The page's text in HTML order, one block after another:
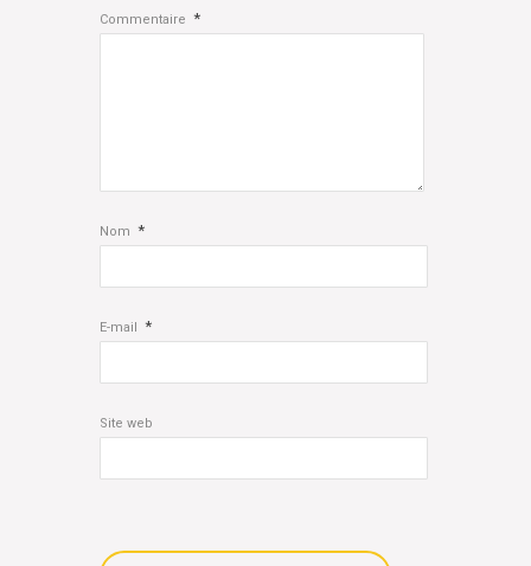
Commentaire *
Nom *
E-mail *
Site web